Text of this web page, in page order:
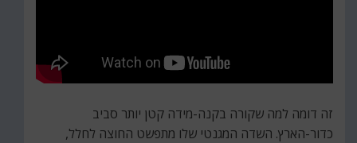
זה דומה למה שקורה בקנה-מידה קטן יותר סביב
כדור-הארץ. השדה המגנטי שלו מתפשט החוצה לחלל,